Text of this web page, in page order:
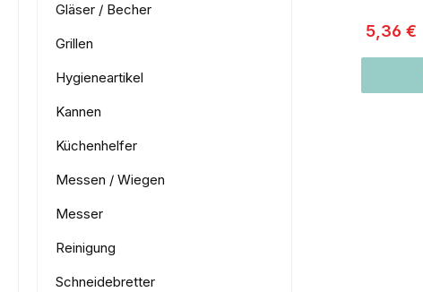
Gläser / Becher
Grillen
Hygieneartikel
Kannen
Küchenhelfer
Messen / Wiegen
Messer
Reinigung
Schneidebretter
5,36 €